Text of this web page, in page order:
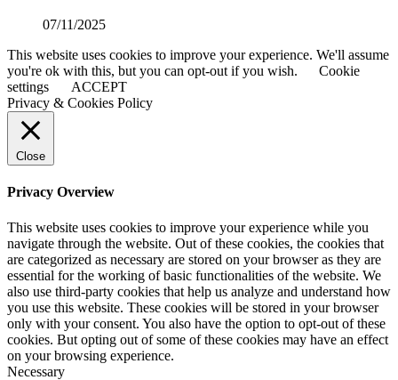
07/11/2025
This website uses cookies to improve your experience. We'll assume
you're ok with this, but you can opt-out if you wish.
Cookie
settings
ACCEPT
Privacy & Cookies Policy
Close
Privacy Overview
This website uses cookies to improve your experience while you
navigate through the website. Out of these cookies, the cookies that
are categorized as necessary are stored on your browser as they are
essential for the working of basic functionalities of the website. We
also use third-party cookies that help us analyze and understand how
you use this website. These cookies will be stored in your browser
only with your consent. You also have the option to opt-out of these
cookies. But opting out of some of these cookies may have an effect
on your browsing experience.
Necessary